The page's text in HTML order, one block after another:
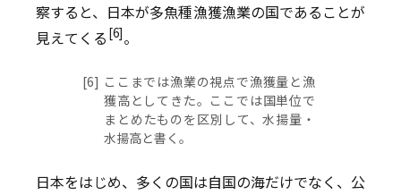
察すると、日本が多魚種漁獲漁業の国であることが
見えてくる [6]。
[6] ここまでは漁業の視点で漁獲量と漁
獲高としてきた。ここでは国単位で
まとめたものを区別して、水揚量・
水揚高と書く。
日本をはじめ、多くの国は自国の海だけでなく、公